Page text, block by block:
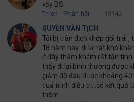
vậy BS
Thích Phản hồi 18142
QUYỀN VĂN TỊCH
Tôi bị tràn dịch khớp gối trái ,
18 năm nay. đi lại rất khó
ở đây thăm khám rất tận
thấy đi lại bình thường được
giảm đỡ đau được khoảng
quá trình điều trị...có kết quả
thêm.